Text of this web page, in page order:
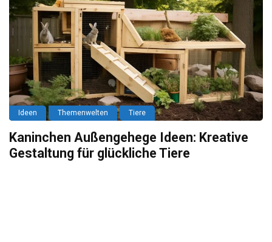
Ideen Themenwelten Tiere
Kaninchen Außengehege Ideen: Kreative
Gestaltung für glückliche Tiere